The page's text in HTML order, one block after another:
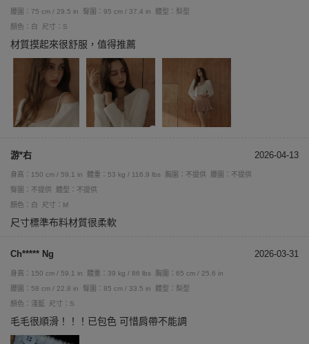
腰圍：75 cm / 29.5 in
臀圍：95 cm / 37.4 in
體型：梨型
顏色：白
尺寸：S
材質摸起來很舒服，值得推薦
游*右 2026-04-13
身高：150 cm / 59.1 in 體重：53 kg / 116.9 lbs 胸圍：不提供
腰圍：不提供
臀圍：不提供
體型：不提供
顏色：白
尺寸：M
尺寸標準布料材質很柔軟
Ch***** Ng 2026-03-31
身高：150 cm / 59.1 in 體重：39 kg / 86 lbs
胸圍：65 cm / 25.6 in
腰圍：58 cm / 22.8 in
臀圍：85 cm / 33.5 in
體型：梨型
顏色：淺藍
尺寸：S
毛毛很順滑！！！已包色 可惜肩帶不能調